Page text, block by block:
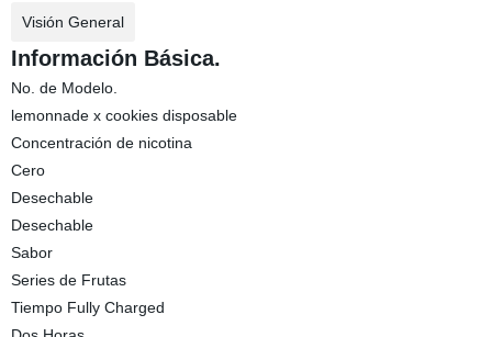
Visión General
Información Básica.
No. de Modelo.
lemonnade x cookies disposable
Concentración de nicotina
Cero
Desechable
Desechable
Sabor
Series de Frutas
Tiempo Fully Charged